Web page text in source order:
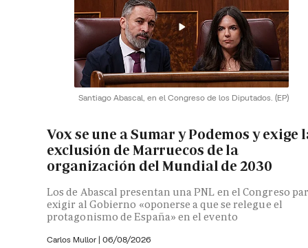
Santiago Abascal, en el Congreso de los Diputados. (EP)
Vox se une a Sumar y Podemos y exige
exclusión de Marruecos de la
organización del Mundial de 2030
Los de Abascal presentan una PNL en el Congreso
exigir al Gobierno «oponerse a que se relegue el
protagonismo de España» en el evento
Carlos Mullor | 06/08/2026